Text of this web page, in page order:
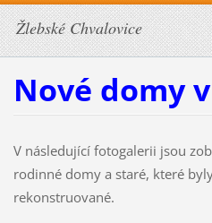
Žlebské Chvalovice
Nové domy
V následující fotogalerii jsou
rodinné domy a staré, které
rekonstruované.